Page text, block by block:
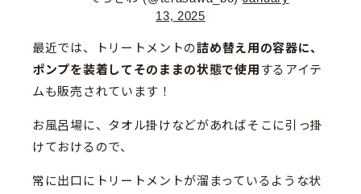
13, 2025
最近では、トリートメントの詰め替え用の容器に、
ポンプを装着してそのままの状態で使用 するアイテ
ムも販売されています！
お風呂場に、タオル掛けなどがあればそこに引っ掛
けておけるので、
常に出口にトリートメントが溜まっているような状